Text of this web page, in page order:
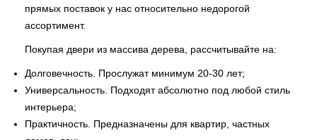
прямых поставок у нас относительно недорогой
ассортимент.
Покупая двери из массива дерева, рассчитывайте на:
Долговечность. Прослужат минимум 20-30 лет;
Универсальность. Подходят абсолютно под любой стиль
интерьера;
Практичность. Предназначены для квартир, частных